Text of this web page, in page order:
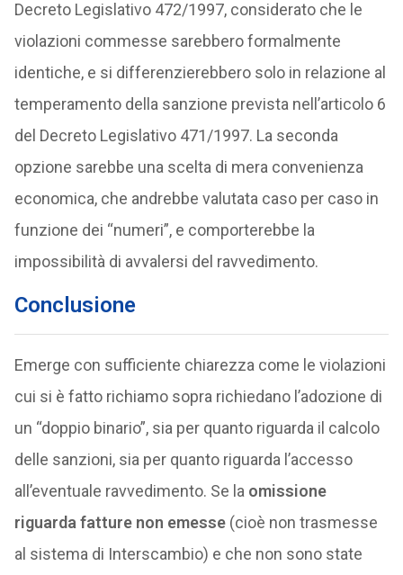
Decreto Legislativo 472/1997, considerato che le
violazioni commesse sarebbero formalmente
identiche, e si differenzierebbero solo in relazione al
temperamento della sanzione prevista nell’articolo 6
del Decreto Legislativo 471/1997. La seconda
opzione sarebbe una scelta di mera convenienza
economica, che andrebbe valutata caso per caso in
funzione dei “numeri”, e comporterebbe la
impossibilità di avvalersi del ravvedimento.
Conclusione
Emerge con sufficiente chiarezza come le violazioni
cui si è fatto richiamo sopra richiedano l’adozione di
un “doppio binario”, sia per quanto riguarda il calcolo
delle sanzioni, sia per quanto riguarda l’accesso
all’eventuale ravvedimento. Se la omissione
riguarda fatture non emesse(cioè non trasmesse
al sistema di Interscambio) e che non sono state